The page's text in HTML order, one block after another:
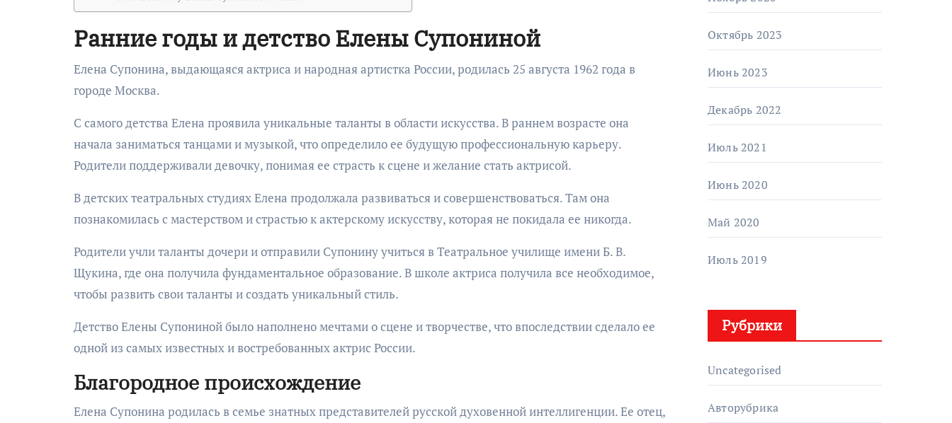
Ранние годы и детство Елены Супониной
Елена Супонина, выдающаяся актриса и народная артистка России, родилась 25 августа 1962 года в
городе Москва.
С самого детства Елена проявила уникальные таланты в области искусства. В раннем возрасте она
начала заниматься танцами и музыкой, что определило ее будущую профессиональную карьеру.
Родители поддерживали девочку, понимая ее страсть к сцене и желание стать актрисой.
В детских театральных студиях Елена продолжала развиваться и совершенствоваться. Там она
познакомилась с мастерством и страстью к актерскому искусству, которая не покидала ее никогда.
Родители учли таланты дочери и отправили Супонину учиться в Театральное училище имени Б. В.
Щукина, где она получила фундаментальное образование. В школе актриса получила все необходимое,
чтобы развить свои таланты и создать уникальный стиль.
Детство Елены Супониной было наполнено мечтами о сцене и творчестве, что впоследствии сделало ее
одной из самых известных и востребованных актрис России.
Благородное происхождение
Елена Супонина родилась в семье знатных представителей русской духовенной интеллигенции. Ее отец,
Октябрь 2023
Июнь 2023
Декабрь 2022
Июль 2021
Июнь 2020
Май 2020
Июль 2019
Рубрики
Uncategorised
Авторубрика